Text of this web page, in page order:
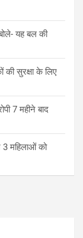
यह बल की
की सुरक्षा के लिए
7 महीने बाद
3 महिलाओं को